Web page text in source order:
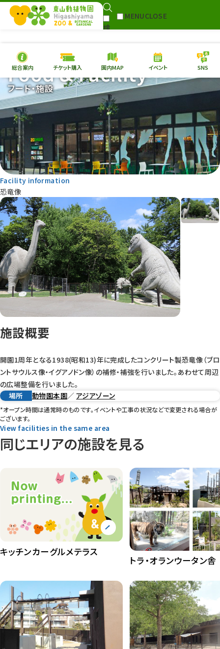
検
MENUCLOSE
本日の開園情報 チケ
園内MAP
総合案内
動物園 植物園
再生プラン
東山動植物園
への支援
サイトマップ
Follow
総合案内 チケット購入 園内MAP イベント SNS
Food & Facility
フード・施設
Facility information
恐竜像
施設概要
開園1周年となる1938(昭和13)年に完成したコンクリート製恐竜像（ブロ
ントサウルス像・イグアノドン像）の補修・補強を行いました。あわせて周辺
の広場整備を行いました。
場所
動物園本園／ アジアゾーン
*オープン時間は通常時のものです。イベントや工事の状況などで変更される場合が
ございます。
同じエリアの施設を見る
View facilities in the same area
キッチンカーグルメテラス
トラ・オランウータン舎